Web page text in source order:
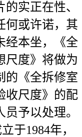
实正在性、
何或许诺，其
经本坐，《全
尺度》将做为
的《全拆修室
收尺度》的配
予以处理。
于1984年，